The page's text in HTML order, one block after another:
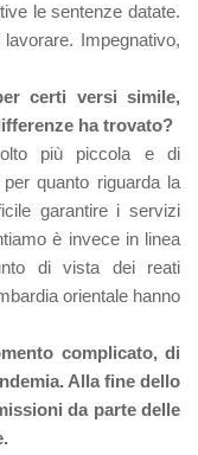
le sentenze datate.
Impegnativo,
certi versi simile,
ha trovato?
più piccola e di
quanto riguarda la
garantire i servizi
è invece in linea
di vista dei reati
orientale hanno
complicato, di
Alla fine dello
da parte delle